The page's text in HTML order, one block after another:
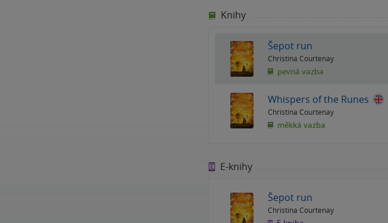
Knihy
Šepot run
Christina Courtenay
pevná vazba
Whispers of the Runes
Christina Courtenay
měkká vazba
E-knihy
Šepot run
Christina Courtenay